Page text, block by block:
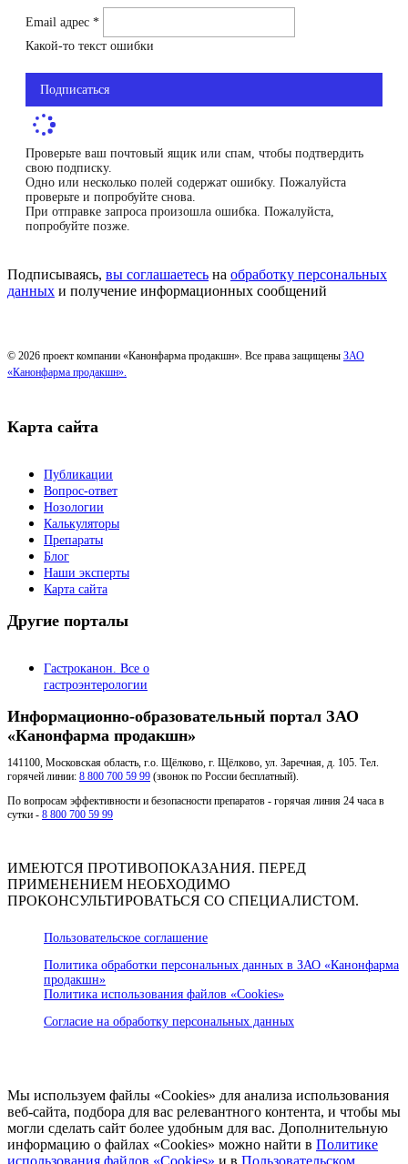
Email адрес *
Какой-то текст ошибки
Подписаться
Проверьте ваш почтовый ящик или спам, чтобы подтвердить
свою подписку.
Одно или несколько полей содержат ошибку. Пожалуйста
проверьте и попробуйте снова.
При отправке запроса произошла ошибка. Пожалуйста,
попробуйте позже.
Подписываясь, вы соглашаетесь на обработку персональных
данных и получение информационных сообщений
© 2026 проект компании «Канонфарма продакшн». Все права защищены ЗАО
«Канонфарма продакшн».
Карта сайта
Публикации
Вопрос-ответ
Нозологии
Калькуляторы
Препараты
Блог
Наши эксперты
Карта сайта
Другие порталы
Гастроканон. Все о
гастроэнтерологии
Информационно-образовательный портал ЗАО
«Канонфарма продакшн»
141100, Московская область, г.о. Щёлково, г. Щёлково, ул. Заречная, д. 105. Тел.
горячей линии: 8 800 700 59 99 (звонок по России бесплатный).
По вопросам эффективности и безопасности препаратов - горячая линия 24 часа в
сутки - 8 800 700 59 99
ИМЕЮТСЯ ПРОТИВОПОКАЗАНИЯ. ПЕРЕД
ПРИМЕНЕНИЕМ НЕОБХОДИМО
ПРОКОНСУЛЬТИРОВАТЬСЯ СО СПЕЦИАЛИСТОМ.
Пользовательское соглашение
Политика обработки персональных данных в ЗАО «Канонфарма
продакшн»
Политика использования файлов «Cookies»
Согласие на обработку персональных данных
Мы используем файлы «Cookies» для анализа использования
веб-сайта, подбора для вас релевантного контента, и чтобы мы
могли сделать сайт более удобным для вас. Дополнительную
информацию о файлах «Cookies» можно найти в Политике
использования файлов «Cookies» и в Пользовательском